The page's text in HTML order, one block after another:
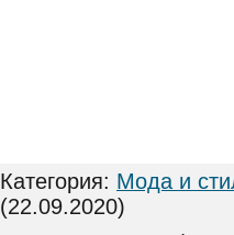
Категория: Мода и
(22.09.2020)